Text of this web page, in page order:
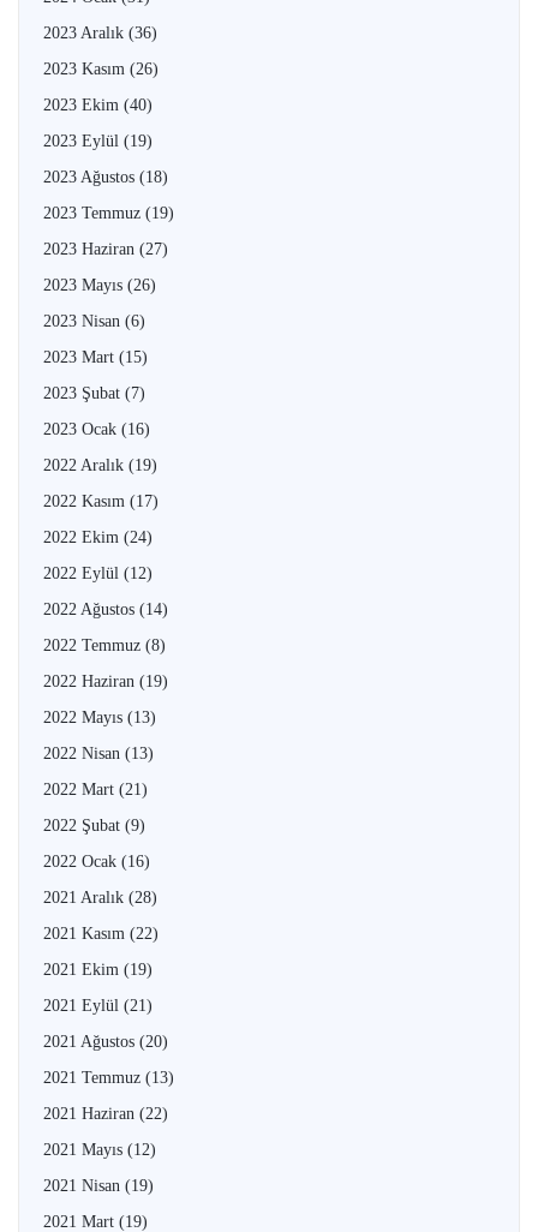
2023 Aralık (36)
2023 Kasım (26)
2023 Ekim (40)
2023 Eylül (19)
2023 Ağustos (18)
2023 Temmuz (19)
2023 Haziran (27)
2023 Mayıs (26)
2023 Nisan (6)
2023 Mart (15)
2023 Şubat (7)
2023 Ocak (16)
2022 Aralık (19)
2022 Kasım (17)
2022 Ekim (24)
2022 Eylül (12)
2022 Ağustos (14)
2022 Temmuz (8)
2022 Haziran (19)
2022 Mayıs (13)
2022 Nisan (13)
2022 Mart (21)
2022 Şubat (9)
2022 Ocak (16)
2021 Aralık (28)
2021 Kasım (22)
2021 Ekim (19)
2021 Eylül (21)
2021 Ağustos (20)
2021 Temmuz (13)
2021 Haziran (22)
2021 Mayıs (12)
2021 Nisan (19)
2021 Mart (19)